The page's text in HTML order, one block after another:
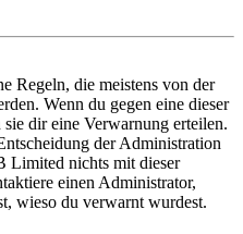
Regeln, die meistens von der
Wenn du gegen eine dieser
dir eine Verwarnung erteilen.
der Administration
Limited nichts mit dieser
einen Administrator,
wieso du verwarnt wurdest.